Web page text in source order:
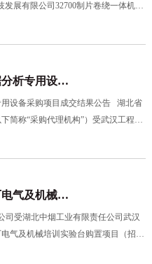
发展有限公司32700制片卷绕一体机采
招标。2020年9月22日9时30分按期
段：2020
年9月30日至2020年10月10日 三、评标信息
析专用设备
备采购项目成交结果公告 湖北省
简称“采购代理机构”）受武汉工程大
托，于2020年09月27日对武汉工程大
气及机械培
气及机械培训实验台购置项目（招标
）组织了招标，中标候选人公示期